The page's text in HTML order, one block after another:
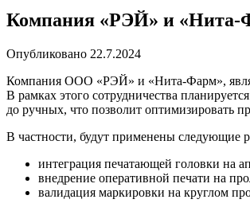
Компания «РЭЙ» и «Нита-
Опубликовано 22.7.2024
Компания ООО «РЭЙ» и «Нита-Фарм»,
В рамках этого сотрудничества
до ручных, что позволит оптимизировать
В частности, будут применены следующие
интеграция печатающей головки на
внедрение оперативной печати на
валидация маркировки на круглом